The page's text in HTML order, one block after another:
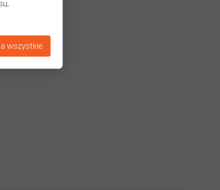
wszystkie